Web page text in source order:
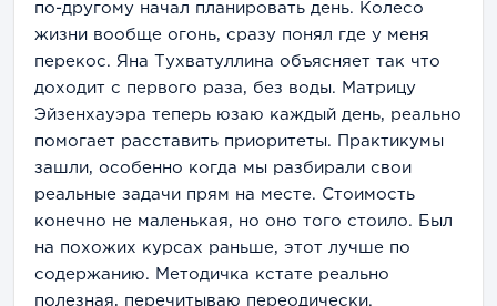
по-другому начал планировать день. Колесо
жизни вообще огонь, сразу понял где у меня
перекос. Яна Тухватуллина объясняет так что
доходит с первого раза, без воды. Матрицу
Эйзенхауэра теперь юзаю каждый день, реально
помогает расставить приоритеты. Практикумы
зашли, особенно когда мы разбирали свои
реальные задачи прям на месте. Стоимость
конечно не маленькая, но оно того стоило. Был
на похожих курсах раньше, этот лучше по
содержанию. Методичка кстате реально
полезная, перечитываю переодически.